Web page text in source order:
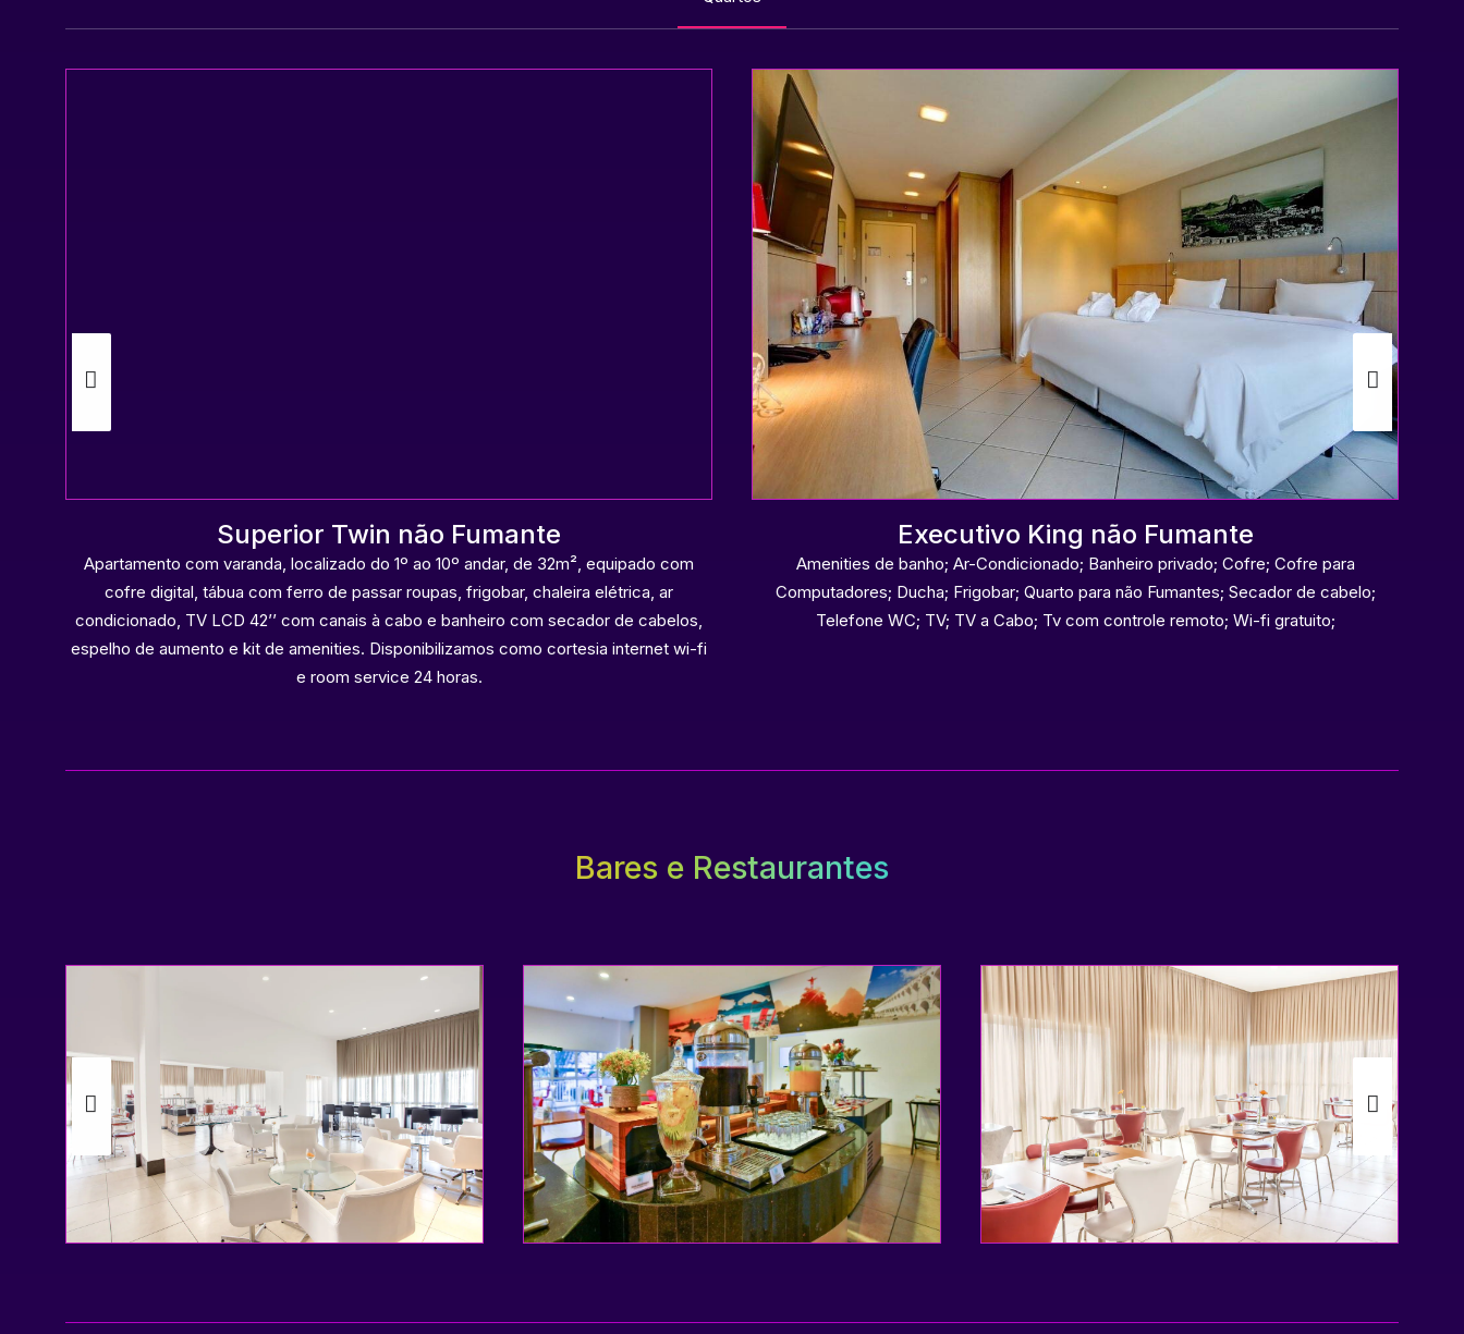
Superior Twin não Fumante
Apartamento com varanda, localizado do 1º ao 10º andar, de 32m², equipado com
cofre digital, tábua com ferro de passar roupas, frigobar, chaleira elétrica, ar
condicionado, TV LCD 42’’ com canais à cabo e banheiro com secador de cabelos,
espelho de aumento e kit de amenities. Disponibilizamos como cortesia internet wi-fi
e room service 24 horas.
Executivo King não Fumante
Amenities de banho; Ar-Condicionado; Banheiro privado; Cofre; Cofre para
Computadores; Ducha; Frigobar; Quarto para não Fumantes; Secador de cabelo;
Telefone WC; TV; TV a Cabo; Tv com controle remoto; Wi-fi gratuito;
Bares e Restaurantes